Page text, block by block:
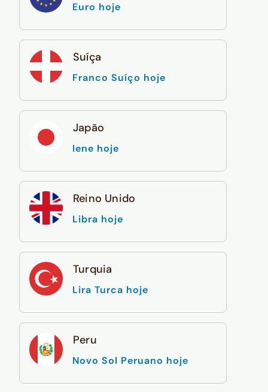
Euro hoje
Suíça
Franco Suíço hoje
Japão
Iene hoje
Reino Unido
Libra hoje
Turquia
Lira Turca hoje
Peru
Novo Sol Peruano hoje